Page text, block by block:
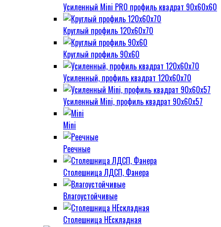
Усиленный Mini PRO профиль квадрат 90х60х60
Круглый профиль 120х60х70
Круглый профиль 90х60
Усиленный, профиль квадрат 120х60х70
Усиленный Mini, профиль квадрат 90х60х57
Mini
Реечные
Столешница ЛДСП, Фанера
Влагоустойчивые
Столешница НЕскладная